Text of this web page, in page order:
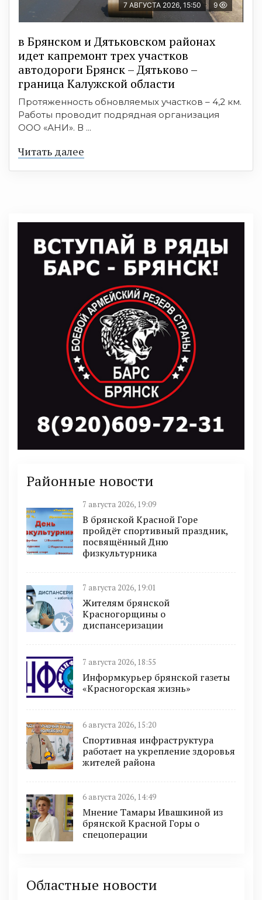
7 АВГУСТА 2026, 15:50 9
в Брянском и Дятьковском районах
идет капремонт трех участков
автодороги Брянск – Дятьково –
граница Калужской области
Протяженность обновляемых участков – 4,2 км.
Работы проводит подрядная организация
ООО «АНИ». В ...
Читать далее
Районные новости
7 августа 2026, 19:09
В брянской Красной Горе
пройдёт спортивный праздник,
посвящённый Дню
физкультурника
7 августа 2026, 19:01
Жителям брянской
Красногорщины о
диспансеризации
7 августа 2026, 18:55
Информкурьер брянской газеты
«Красногорская жизнь»
6 августа 2026, 15:20
Спортивная инфраструктура
работает на укрепление здоровья
жителей района
6 августа 2026, 14:49
Мнение Тамары Ивашкиной из
брянской Красной Горы о
спецоперации
Областные новости